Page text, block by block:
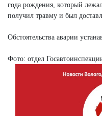
года рождения, который
получил травму и был
Обстоятельства аварии
Фото: отдел